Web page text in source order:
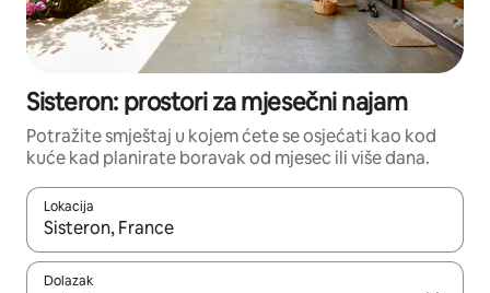
Sisteron: prostori za mjesečni najam
Potražite smještaj u kojem ćete se osjećati kao kod
kuće kad planirate boravak od mjesec ili više dana.
Lokacija
Kada budu dostupni rezultati, moći ćete ih pregledati
Dolazak